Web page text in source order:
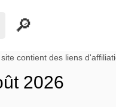
contient des liens
2026